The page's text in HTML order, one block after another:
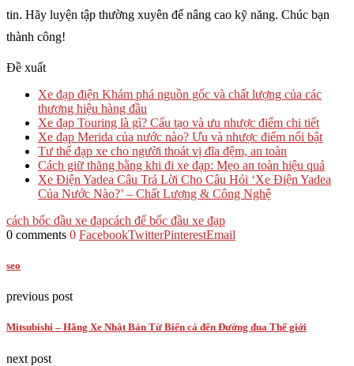
tin. Hãy luyện tập thường xuyên để nâng cao kỹ năng. Chúc bạn
thành công!
Đề xuất
Xe đạp điện Khám phá nguồn gốc và chất lượng của các
thương hiệu hàng đầu
Xe đạp Touring là gì? Cấu tạo và ưu nhược điểm chi tiết
Xe đạp Merida của nước nào? Ưu và nhược điểm nổi bật
Tư thế đạp xe cho người thoát vị đĩa đệm, an toàn
Cách giữ thăng bằng khi đi xe đạp: Mẹo an toàn hiệu quả
Xe Điện Yadea Câu Trả Lời Cho Câu Hỏi ‘Xe Điện Yadea
Của Nước Nào?’ – Chất Lượng & Công Nghệ
cách bốc đầu xe đạp​cách để bốc đầu xe đạp
0 comments 0 FacebookTwitterPinterestEmail
seo
previous post
Mitsubishi – Hãng Xe Nhật Bản Từ Biển cả đến Đường đua Thế giới
next post